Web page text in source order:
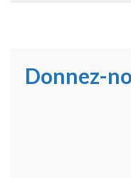
Donnez-